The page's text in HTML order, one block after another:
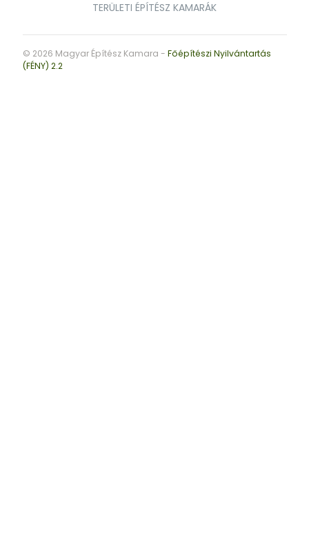
TERÜLETI ÉPÍTÉSZ KAMARÁK
© 2026 Magyar Építész Kamara - Főépítészi Nyilvántartás
(FÉNY) 2.2